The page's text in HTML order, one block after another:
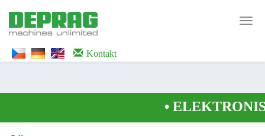
WTG9QS7C" height="0" width="0" style="display:none;visibility:hidden">
</iframe></noscript>
Kontakt
•